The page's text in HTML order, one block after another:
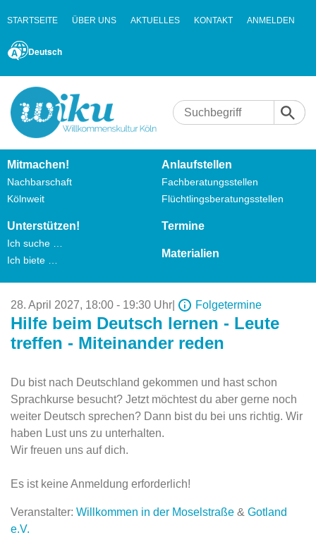
STARTSEITE ÜBER UNS AKTUELLES KONTAKT ANMELDEN
Deutsch
Mitmachen!
Nachbarschaft
Kölnweit
Anlaufstellen
Fachberatungsstellen
Flüchtlingsberatungsstellen
Unterstützen!
Ich suche …
Ich biete …
Termine
Materialien
28. April 2027, 18:00 - 19:30 Uhr Folgetermine
Hilfe beim Deutsch lernen - Leute
treffen - Miteinander reden
Du bist nach Deutschland gekommen und hast schon
Sprachkurse besucht? Jetzt möchtest du aber gerne noch
weiter Deutsch sprechen? Dann bist du bei uns richtig. Wir
haben Lust uns zu unterhalten.
Wir freuen uns auf dich.
Es ist keine Anmeldung erforderlich!
Veranstalter: Willkommen in der Moselstraße & Gotland
e.V.